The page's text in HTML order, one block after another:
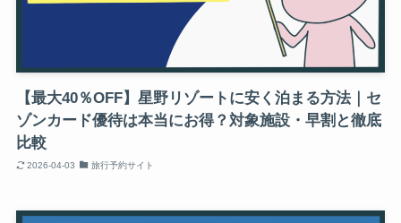
【最大40％OFF】星野リゾートに安く泊まる方法｜セ
ゾンカード優待は本当にお得？対象施設・早割と徹底
比較
2026-04-03 旅行予約サイト